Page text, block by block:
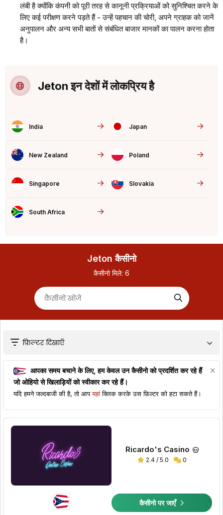
लंबी है क्योंकि कंपनी को पूरी तरह से कानूनी प्रक्रियाओं को सुनिश्चित करने के
लिए कई परीक्षण करने पड़ते हैं - उन्हें पहचान की चोरी, अपने ग्राहक को जानें
अनुपालन और अन्य सभी बातों से संबंधित बाजार मानकों का पालन करना होता
है।
Jeton इन देशों में लोकप्रिय है
India Japan
New Zealand Poland
Singapore Slovakia
South Africa
Jeton कैसीनो
कैसीनो मिले: 6
फ़िल्टर दिखाएँ
आपका समय बचाने के लिए, हम केवल उन कैसीनो को प्रदर्शित कर रहे हैं
जोओहियोसे खिलाड़ियों को स्वीकार कर रहे हैं।
यदि हमने जल्दबाजी की है, तो आपयहांक्लिक करके उस फ़िल्टर को हटा सकते हैं।
Ricardo's Casino
2.4 / 5.0 0
कैसीनो पर जाएँ